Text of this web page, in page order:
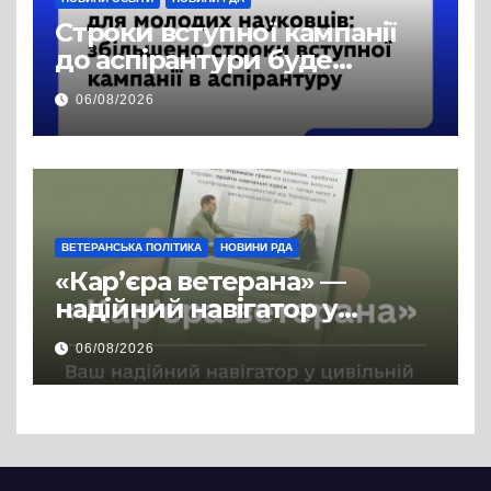
Строки вступної кампанії
до аспірантури буде
продовжено
06/08/2026
ВЕТЕРАНСЬКА ПОЛІТИКА НОВИНИ РДА
«Кар’єра ветерана» —
надійний навігатор у
цивільній професії
06/08/2026